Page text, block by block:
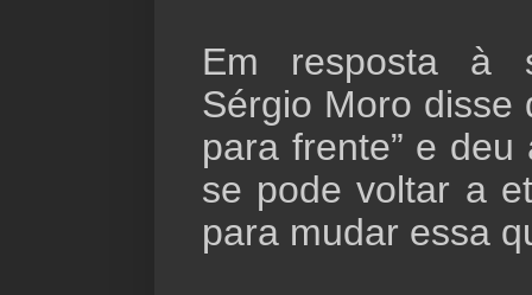
Em resposta à
Sérgio Moro disse
para frente” e
se pode voltar a
para mudar essa